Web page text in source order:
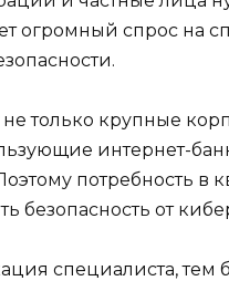
огромный спрос на
не только крупные
интернет-
потребность
безопасность от
специалиста, тем